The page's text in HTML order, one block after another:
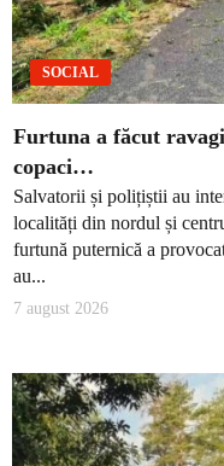
SOCIAL
Furtuna a făcut
copaci…
Salvatorii și polițiștii au
localități din nordul și
furtună puternică a
au...
7 august 2026